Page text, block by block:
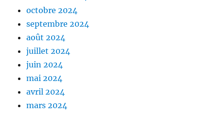
octobre 2024
septembre 2024
août 2024
juillet 2024
juin 2024
mai 2024
avril 2024
mars 2024